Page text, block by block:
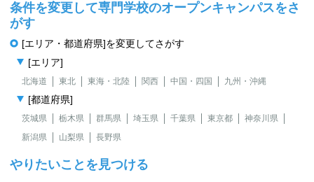
条件を変更して専門学校のオープンキャンパスをさ
がす
[エリア・都道府県]を変更してさがす
[エリア]
北海道 東北 東海・北陸 関西 中国・四国 九州・沖縄
[都道府県]
茨城県 栃木県 群馬県 埼玉県 千葉県 東京都
神奈川県
新潟県
山梨県 長野県
やりたいことを見つける